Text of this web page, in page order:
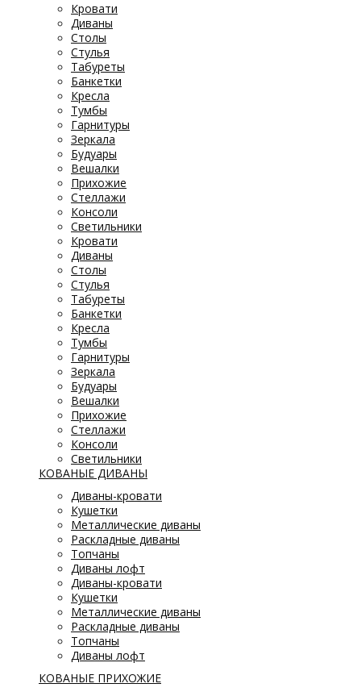
Кровати
Диваны
Столы
Стулья
Табуреты
Банкетки
Кресла
Тумбы
Гарнитуры
Зеркала
Будуары
Вешалки
Прихожие
Стеллажи
Консоли
Светильники
Кровати
Диваны
Столы
Стулья
Табуреты
Банкетки
Кресла
Тумбы
Гарнитуры
Зеркала
Будуары
Вешалки
Прихожие
Стеллажи
Консоли
Светильники
КОВАНЫЕ ДИВАНЫ
Диваны-кровати
Кушетки
Металлические диваны
Раскладные диваны
Топчаны
Диваны лофт
Диваны-кровати
Кушетки
Металлические диваны
Раскладные диваны
Топчаны
Диваны лофт
КОВАНЫЕ ПРИХОЖИЕ